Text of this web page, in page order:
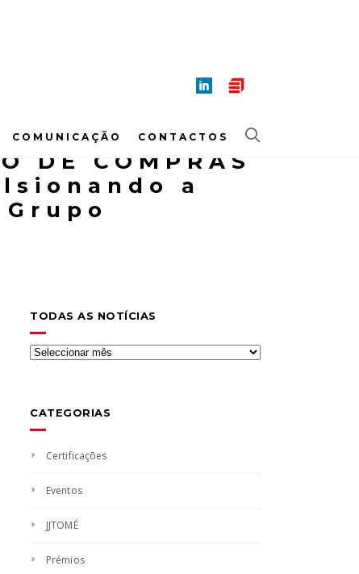
COMUNICAÇÃO CONTACTOS
DE COMPRAS
a
TODAS AS NOTÍCIAS
Todas
CATEGORIAS
Certificações
Eventos
JJTOMÉ
Prémios